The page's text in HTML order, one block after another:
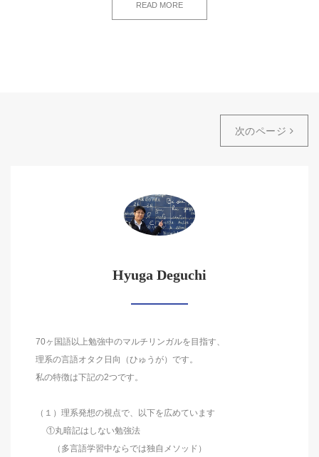
READ MORE
次のページ
Hyuga Deguchi
70ヶ国語以上勉強中のマルチリンガルを目指す、
理系の言語オタク日向（ひゅうが）です。
私の特徴は下記の2つです。
（１）理系発想の視点で、以下を広めています
①丸暗記はしない勉強法
（多言語学習中ならでは独自メソッド）